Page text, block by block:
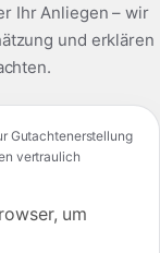
Ihr Anliegen – wir
und erklären
Gutachtenerstellung
vertraulich
um